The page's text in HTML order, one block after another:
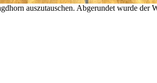
auszutauschen. Abgerundet wurde der